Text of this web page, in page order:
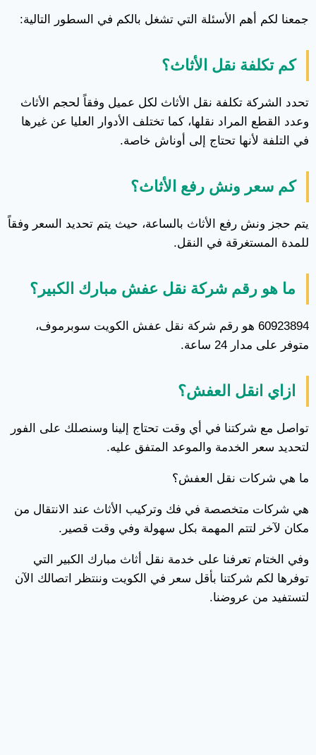
جمعنا لكم أهم الأسئلة التي تشغل بالكم في السطور التالية:
كم تكلفة نقل الأثاث؟
تحدد الشركة تكلفة نقل الأثاث لكل عميل وفقاً لحجم الأثاث
وعدد القطع المراد نقلها، كما تختلف الأدوار العليا عن غيرها
في التلفة لأنها تحتاج إلى أوناش خاصة.
كم سعر ونش رفع الأثاث؟
يتم حجز ونش رفع الأثاث بالساعة، حيث يتم تحديد السعر وفقاً
للمدة المستغرقة في النقل.
ما هو رقم شركة نقل عفش مبارك الكبير؟
60923894 هو رقم شركة نقل عفش الكويت سوبرموف،
متوفر على مدار 24 ساعة.
ازاي انقل العفش؟
تواصل مع شركتنا في أي وقت تحتاج إلينا وسنصلك على الفور
لتحديد سعر الخدمة والموعد المتفق عليه.
ما هي شركات نقل العفش؟
هي شركات متخصصة في فك وتركيب الأثاث عند الانتقال من
مكان لآخر لتتم المهمة بكل سهولة وفي وقت قصير.
وفي الختام تعرفنا على خدمة نقل أثاث مبارك الكبير التي
توفرها لكم شركتنا بأقل سعر في الكويت وننتظر اتصالك الآن
لتستفيد من عروضنا.